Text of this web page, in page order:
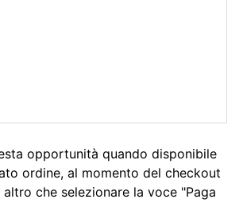
opportunità quando disponibile
ordine, al momento del checkout
che selezionare la voce "Paga